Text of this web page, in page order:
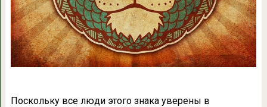
Поскольку все люди этого знака уверены в